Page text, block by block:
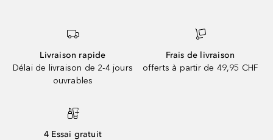
Livraison rapide
Délai de livraison de 2-4 jours
ouvrables
Frais de livraison
offerts à partir de 49,95 CHF
4 Essai gratuit